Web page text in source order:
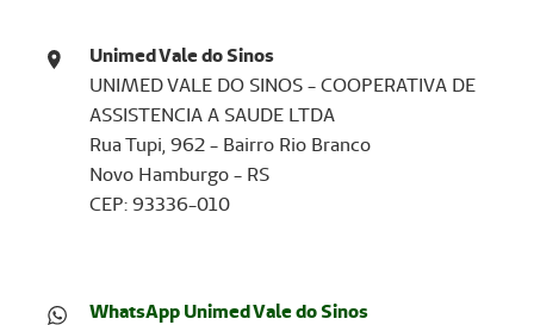
Unimed Vale do Sinos
UNIMED VALE DO SINOS - COOPERATIVA DE
ASSISTENCIA A SAUDE LTDA
Rua Tupi, 962 - Bairro Rio Branco
Novo Hamburgo - RS
CEP: 93336-010
WhatsApp Unimed Vale do Sinos